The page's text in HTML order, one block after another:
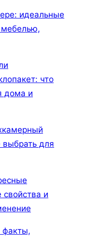
идеальные
мебелью,
выбрать для
факты,